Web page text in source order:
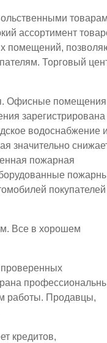
ассортимент
помещений,
Торговый
Офисные
зарегистрирована
водоснабжение
значительно
пожарная
Все в хорошем
работы. Продавцы,
кредитов,